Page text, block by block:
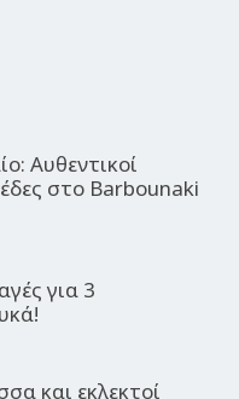
Αυθεντικοί
στο Barbounaki
για 3
και εκλεκτοί